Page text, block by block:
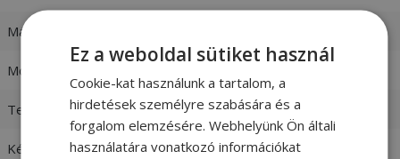
Márka
Modell
Termékkód 1604207
Készlet Raktáron 5-10 db
Ez a weboldal sütiket használ
Cookie-kat használunk a tartalom, a
hirdetések személyre szabására és a
forgalom elemzésére. Webhelyünk Ön általi
használatára vonatkozó információkat